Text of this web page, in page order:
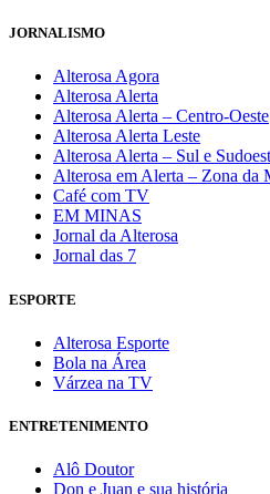
JORNALISMO
Alterosa Agora
Alterosa Alerta
Alterosa Alerta – Centro-Oeste
Alterosa Alerta Leste
Alterosa Alerta – Sul e
Alterosa em Alerta – Zona da
Café com TV
EM MINAS
Jornal da Alterosa
Jornal das 7
ESPORTE
Alterosa Esporte
Bola na Área
Várzea na TV
ENTRETENIMENTO
Alô Doutor
Don e Juan e sua história